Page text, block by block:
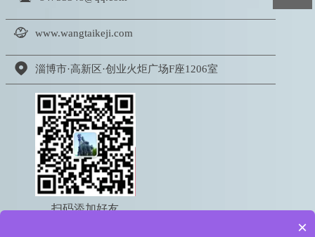
 www.wangtaikeji.com
 淄博市·高新区·创业火炬广场F座1206室
扫码添加好友
×